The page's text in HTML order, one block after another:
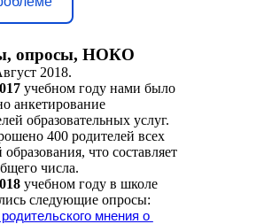
опросы, НОКО
2018.
учебном году нами было
анкетирование
образовательных услуг.
400 родителей всех
образования, что составляет
числа.
учебном году в школе
следующие опросы:
мнения о